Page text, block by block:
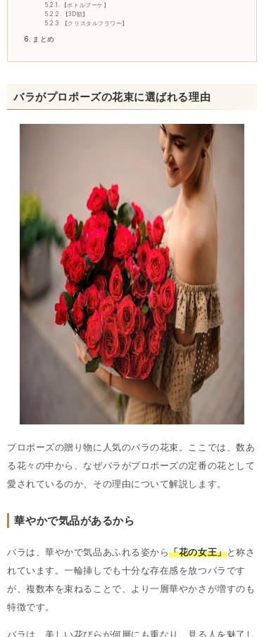
【ボトルブーケ】
【3D額】
【クリスタルフラワー】
まとめ
バラがプロポーズの花束に選ばれる理由
プロポーズの贈り物に人気のバラの花束。ここでは、数あ
る花々の中から、なぜバラがプロポーズの定番の花として
愛されているのか、その理由について解説します。
華やかで気品があるから
バラは、華やかで気品あふれる姿から「花の女王」と称さ
れています。一輪挿しでも十分な存在感を放つバラです
が、複数本を束ねることで、より一層華やかさが増すのも
特徴です。
バラは、美しい花びらが何層にも重なり、見る人を魅了し